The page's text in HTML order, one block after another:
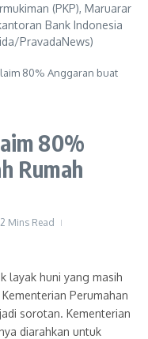
(PKP), Maruarar
Bank Indonesia
PravadaNews)
80% Anggaran buat
80%
Rumah
2 Mins Read
layak huni yang masih
Perumahan
sorotan. Kementerian
diarahkan untuk